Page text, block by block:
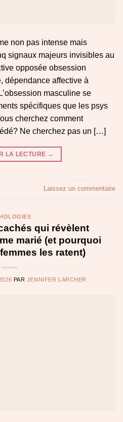
non pas intense mais
signaux majeurs invisibles au
opposée obsession
dépendance affective à
masculine se
spécifiques que les psys
cherchez comment
Ne cherchez pas un […]
LA LECTURE →
Laissez un commentaire
qui révèlent
marié (et pourquoi
les ratent)
PAR JENNIFER LARCHER